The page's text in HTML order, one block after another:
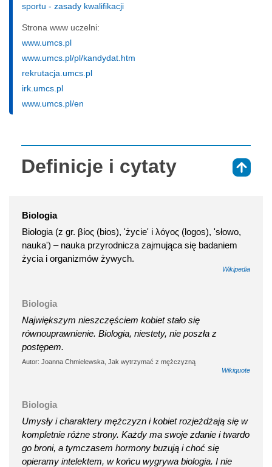
sportu - zasady kwalifikacji
Strona www uczelni:
www.umcs.pl
www.umcs.pl/pl/kandydat.htm
rekrutacja.umcs.pl
irk.umcs.pl
www.umcs.pl/en
Definicje i cytaty
Biologia
Biologia (z gr. βίος (bios), 'życie' i λόγος (logos), 'słowo,
nauka') – nauka przyrodnicza zajmująca się badaniem
życia i organizmów żywych.
Wikipedia
Biologia
Największym nieszczęściem kobiet stało się
równouprawnienie. Biologia, niestety, nie poszła z
postępem.
Autor: Joanna Chmielewska, Jak wytrzymać z mężczyzną
Wikiquote
Biologia
Umysły i charaktery mężczyzn i kobiet rozjeżdżają się w
kompletnie różne strony. Każdy ma swoje zdanie i twardo
go broni, a tymczasem hormony buzują i choć się
opieramy intelektem, w końcu wygrywa biologia. I nie